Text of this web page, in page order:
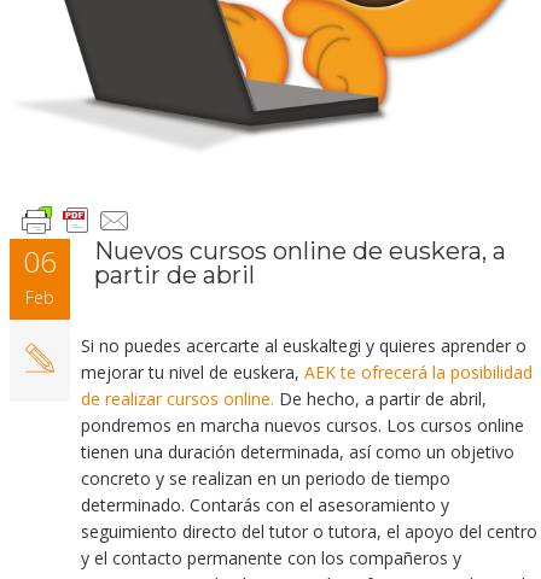
06
Feb
Nuevos cursos online de euskera, a
partir de abril
Si no puedes acercarte al euskaltegi y quieres aprender o
mejorar tu nivel de euskera, AEK te ofrecerá la posibilidad
de realizar cursos online. De hecho, a partir de abril,
pondremos en marcha nuevos cursos. Los cursos online
tienen una duración determinada, así como un objetivo
concreto y se realizan en un periodo de tiempo
determinado. Contarás con el asesoramiento y
seguimiento directo del tutor o tutora, el apoyo del centro
y el contacto permanente con los compañeros y